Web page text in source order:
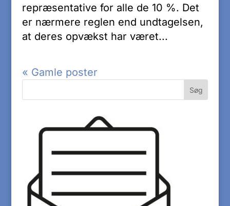
repræsentative for alle de 10 %. Det
er nærmere reglen end undtagelsen,
at deres opvækst har været...
« Gamle poster